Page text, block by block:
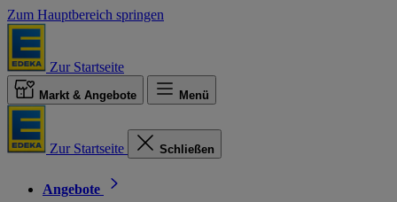
Zum Hauptbereich springen
Zur Startseite
Markt & Angebote Menü
Zur Startseite Schließen
Angebote